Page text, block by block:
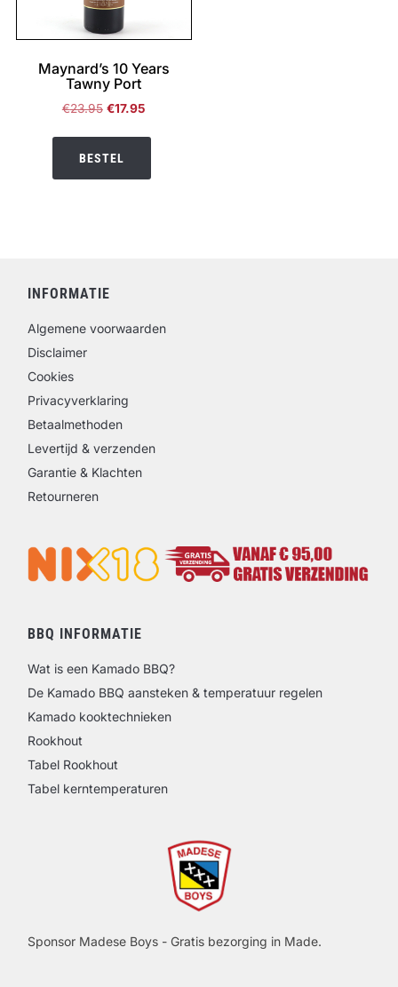
Maynard’s 10 Years
Tawny Port
€23.95 Oorspronkelijke
€23.95.
€17.95Huidige
BESTEL
INFORMATIE
Algemene voorwaarden
Disclaimer
Cookies
Privacyverklaring
Betaalmethoden
Levertijd & verzenden
Garantie & Klachten
Retourneren
BBQ INFORMATIE
Wat is een Kamado BBQ?
De Kamado BBQ aansteken & temperatuur regelen
Kamado kooktechnieken
Rookhout
Tabel Rookhout
Tabel kerntemperaturen
Sponsor Madese Boys - Gratis bezorging in Made.